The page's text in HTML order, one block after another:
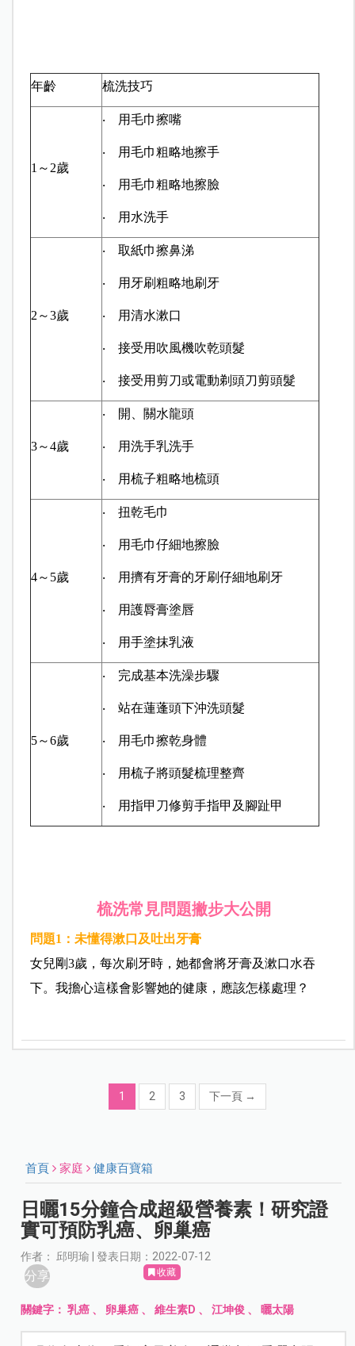
年齡 梳洗技巧
1～2歲
‧ 用毛巾擦嘴
‧ 用毛巾粗略地擦手
‧ 用毛巾粗略地擦臉
‧ 用水洗手
2～3歲
‧ 取紙巾擦鼻涕
‧ 用牙刷粗略地刷牙
‧ 用清水漱口
‧ 接受用吹風機吹乾頭髮
‧ 接受用剪刀或電動剃頭刀剪頭髮
3～4歲
‧ 開、關水龍頭
‧ 用洗手乳洗手
‧ 用梳子粗略地梳頭
4～5歲
‧ 扭乾毛巾
‧ 用毛巾仔細地擦臉
‧ 用擠有牙膏的牙刷仔細地刷牙
‧ 用護脣膏塗唇
‧ 用手塗抹乳液
5～6歲
‧ 完成基本洗澡步驟
‧ 站在蓮蓬頭下沖洗頭髮
‧ 用毛巾擦乾身體
‧ 用梳子將頭髮梳理整齊
‧ 用指甲刀修剪手指甲及腳趾甲
梳洗常見問題撇步大公開
問題1 ：未懂得漱口及吐出牙膏
女兒剛3歲，每次刷牙時，她都會將牙膏及漱口水吞
下。我擔心這樣會影響她的健康，應該怎樣處理？
1 2 3 下一頁 →
首頁 家庭 健康百寶箱
日曬15分鐘合成超級營養素！研究證
實可預防乳癌、卵巢癌
作者： 邱明瑜 | 發表日期：2022-07-12
分享 收藏
關鍵字：乳癌 、 卵巢癌 、維生素D 、江坤俊 、 曬太陽